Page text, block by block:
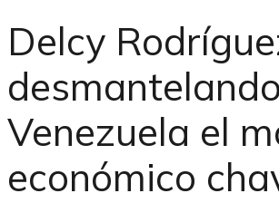
Delcy
Venezuela el
económico